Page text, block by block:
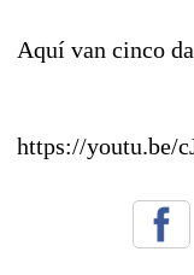
Aquí van cinco
https://youtu.be/